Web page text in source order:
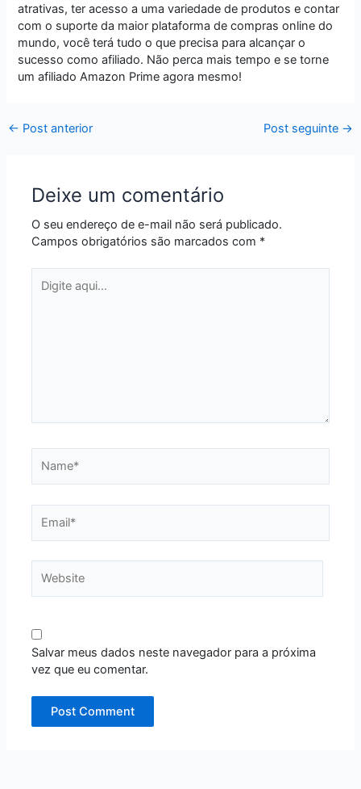
atrativas, ter acesso a uma variedade de produtos e contar
com o suporte da maior plataforma de compras online do
mundo, você terá tudo o que precisa para alcançar o
sucesso como afiliado. Não perca mais tempo e se torne
um afiliado Amazon Prime agora mesmo!
← Post anterior Post seguinte →
Deixe um comentário
O seu endereço de e-mail não será publicado.
Campos obrigatórios são marcados com *
aqui...
Salvar meus dados neste navegador para a próxima
vez que eu comentar.